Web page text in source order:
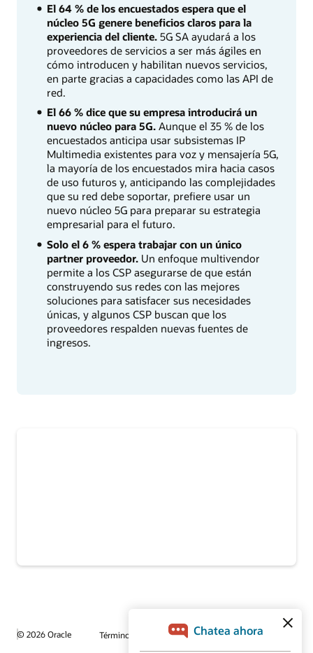
El 64 % de los encuestados espera que el
núcleo 5G genere beneficios claros para la
experiencia del cliente.5G SA ayudará a los
proveedores de servicios a ser más ágiles en
cómo introducen y habilitan nuevos servicios,
en parte gracias a capacidades como las API de
red.
El 66 % dice que su empresa introducirá un
nuevo núcleo para 5G.Aunque el 35 % de los
encuestados anticipa usar subsistemas IP
Multimedia existentes para voz y mensajería 5G,
la mayoría de los encuestados mira hacia casos
de uso futuros y, anticipando las complejidades
que su red debe soportar, prefiere usar un
nuevo núcleo 5G para preparar su estrategia
empresarial para el futuro.
Solo el 6 % espera trabajar con un único
partner proveedor.Un enfoque multivendor
permite a los CSP asegurarse de que están
construyendo sus redes con las mejores
soluciones para satisfacer sus necesidades
únicas, y algunos CSP buscan que los
proveedores respalden nuevas fuentes de
ingresos.
© 2026 Oracle
Términos de uso y privacidad